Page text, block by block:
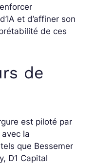
et d’affiner son
de ces
de
est piloté par
avec la
que Bessemer
D1 Capital